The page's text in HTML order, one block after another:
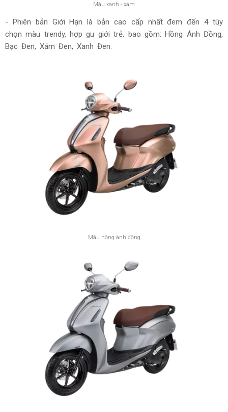
Màu xanh - xám
- Phiên bản Giới Hạn là bản cao cấp nhất đem đến 4 tùy
chọn màu trendy, hợp gu giới trẻ, bao gồm: Hồng Ánh Đồng,
Bạc Đen, Xám Đen, Xanh Đen.
Màu hồng ánh đồng